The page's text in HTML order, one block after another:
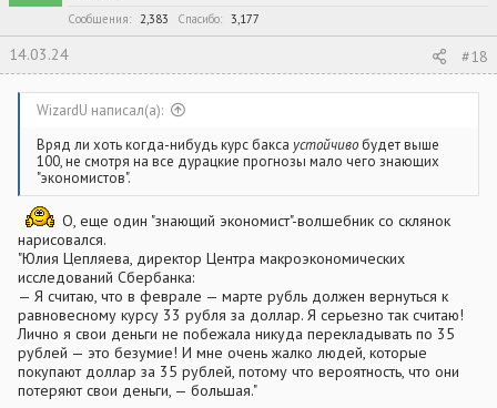
Сообщения
2,383 Спасибо 3,177
14.03.24 #18
WizardU написал(а):
Вряд ли хоть когда-нибудь курс бакса устойчивобудет выше
100, не смотря на все дурацкие прогнозы мало чего знающих
"экономистов".
О, еще один "знающий экономист"-волшебник со склянок
нарисовался.
"Юлия Цепляева, директор Центра макроэкономических
исследований Сбербанка:
— Я считаю, что в феврале — марте рубль должен вернуться к
равновесному курсу 33 рубля за доллар. Я серьезно так считаю!
Лично я свои деньги не побежала никуда перекладывать по 35
рублей — это безумие! И мне очень жалко людей, которые
покупают доллар за 35 рублей, потому что вероятность, что они
потеряют свои деньги, — большая."